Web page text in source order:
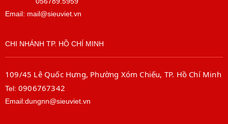
Email: mail@sieuviet.vn
CHI NHÁNH TP. HỒ CHÍ MINH
109/45 Lê Quốc Hưng, Phường Xóm Chiếu, TP. Hồ Chí Minh
Tel: 0906767342
Email:dungnn@sieuviet.vn